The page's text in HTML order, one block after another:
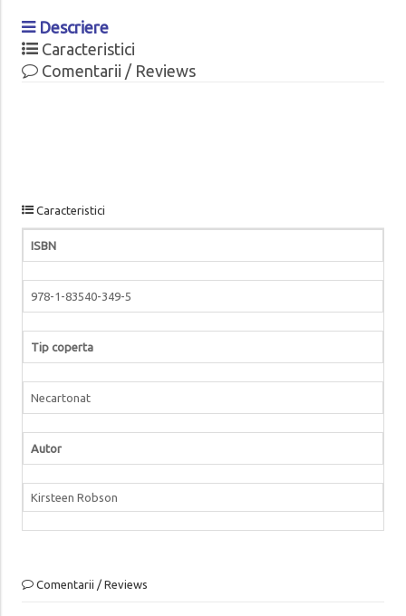
Descriere
Caracteristici
Comentarii / Reviews
Caracteristici
ISBN
978-1-83540-349-5
Tip coperta
Necartonat
Autor
Kirsteen Robson
Comentarii / Reviews